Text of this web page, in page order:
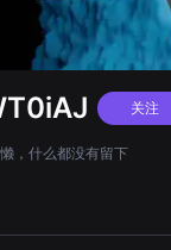
关注
，什么都没有留下